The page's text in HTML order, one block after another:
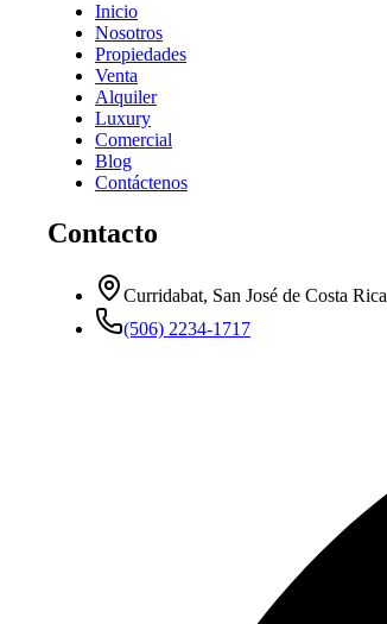
Inicio
Nosotros
Propiedades
Venta
Alquiler
Luxury
Comercial
Blog
Contáctenos
Contacto
Curridabat, San José de Costa Rica
(506) 2234-1717